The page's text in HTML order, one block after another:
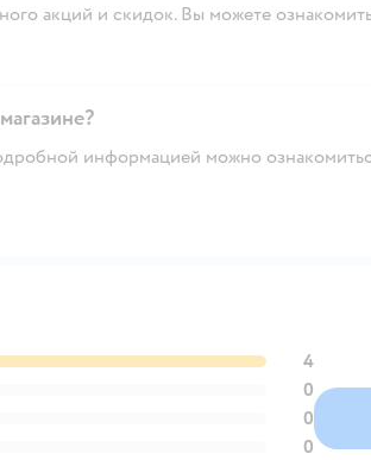
акций и скидок. Вы можете
информацией можно
4
0
0
0